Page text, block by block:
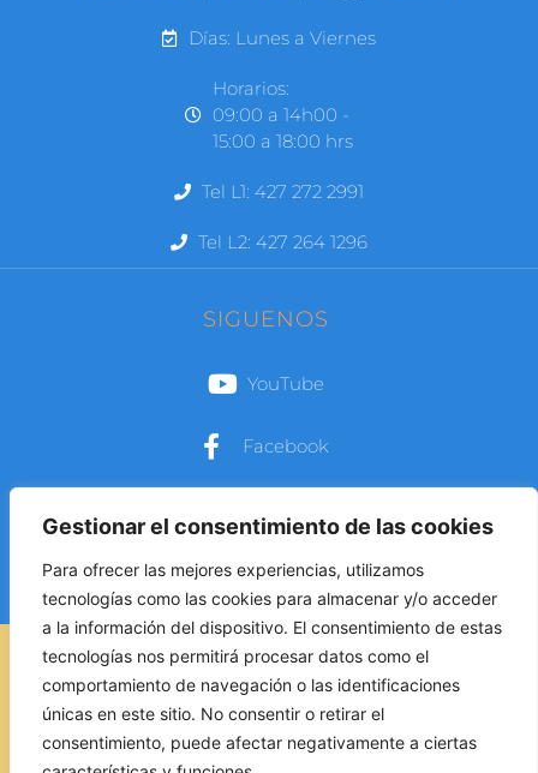
Gestionar el consentimiento de las cookies
Para ofrecer las mejores experiencias, utilizamos
tecnologías como las cookies para almacenar y/o acceder
a la información del dispositivo. El consentimiento de estas
tecnologías nos permitirá procesar datos como el
comportamiento de navegación o las identificaciones
únicas en este sitio. No consentir o retirar el
consentimiento, puede afectar negativamente a ciertas
Días: Lunes a Viernes
Horarios:
09:00 a 14h00 -
15:00 a 18:00 hrs
Tel L1: 427 272 2991
Tel L2: 427 264 1296
SIGUENOS
YouTube
Facebook
AVISO LEGAL
POLÍTICA DE COOKIES